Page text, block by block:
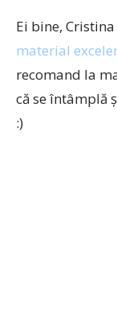
Ei bine,
material
recomand la
că se întâmplă
:)